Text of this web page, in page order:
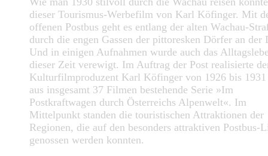
dieser Tourismus-Werbefilm von Karl Köfinger. Mit
offenen Postbus geht es entlang der alten Wachau-
durch die engen Gassen der pittoresken Dörfer an der
Und in einigen Aufnahmen wurde auch das
dieser Zeit verewigt. Im Auftrag der Post realisierte
Kulturfilmproduzent Karl Köfinger von 1926 bis
aus insgesamt 37 Filmen bestehende Serie »Im
Postkraftwagen durch Österreichs Alpenwelt«. Im
Mittelpunkt standen die touristischen Attraktionen der
Regionen, die auf den besonders attraktiven Postbus-
genossen werden konnten.